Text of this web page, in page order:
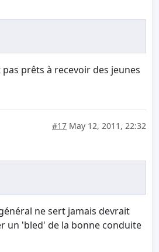
prêts à recevoir des jeunes
#17 May 12, 2011, 22:32
ne sert jamais devrait
un 'bled' de la bonne conduite